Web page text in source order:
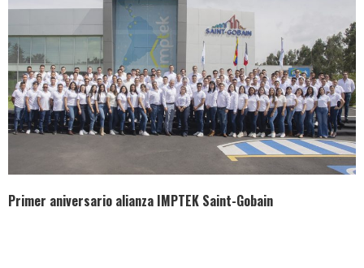
MULTIOFICINAS / AMOBLARE / TREZE – Especial Interiorismo & Decoración 2026
Primer aniversario alianza IMPTEK Saint-Gobain